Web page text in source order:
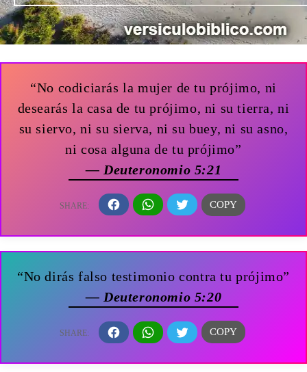
“No codiciarás la mujer de tu prójimo, ni
desearás la casa de tu prójimo, ni su tierra, ni
su siervo, ni su sierva, ni su buey, ni su asno,
ni cosa alguna de tu prójimo”
— Deuteronomio 5:21
“No dirás falso testimonio contra tu prójimo”
— Deuteronomio 5:20